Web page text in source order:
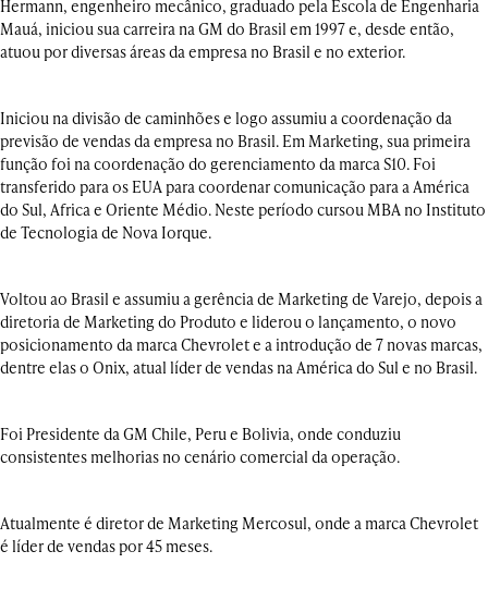
Hermann, engenheiro mecânico, graduado pela Escola de Engenharia
Mauá, iniciou sua carreira na GM do Brasil em 1997 e, desde então,
atuou por diversas áreas da empresa no Brasil e no exterior.
Iniciou na divisão de caminhões e logo assumiu a coordenação da
previsão de vendas da empresa no Brasil. Em Marketing, sua primeira
função foi na coordenação do gerenciamento da marca S10. Foi
transferido para os EUA para coordenar comunicação para a América
do Sul, Africa e Oriente Médio. Neste período cursou MBA no Instituto
de Tecnologia de Nova Iorque.
Voltou ao Brasil e assumiu a gerência de Marketing de Varejo, depois a
diretoria de Marketing do Produto e liderou o lançamento, o novo
posicionamento da marca Chevrolet e a introdução de 7 novas marcas,
dentre elas o Onix, atual líder de vendas na América do Sul e no Brasil.
Foi Presidente da GM Chile, Peru e Bolivia, onde conduziu
consistentes melhorias no cenário comercial da operação.
Atualmente é diretor de Marketing Mercosul, onde a marca Chevrolet
é líder de vendas por 45 meses.